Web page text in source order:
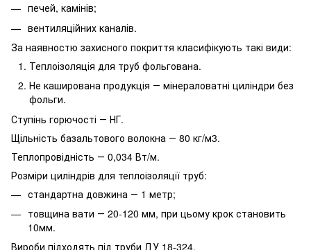
печей, камінів;
вентиляційних каналів.
За наявностю захисного покриття класифікують такі види:
Теплоізоляція для труб фольгована.
Не каширована продукція ― мінераловатні циліндри без
фольги.
Ступінь горючості ― НГ.
Щільність базальтового волокна ― 80 кг/м3.
Теплопровідність ― 0,034 Вт/м.
Розміри циліндрів для теплоізоляції труб:
стандартна довжина ― 1 метр;
товщина вати ― 20-120 мм, при цьому крок становить
10мм.
Вироби підходять під труби ДУ 18-324.